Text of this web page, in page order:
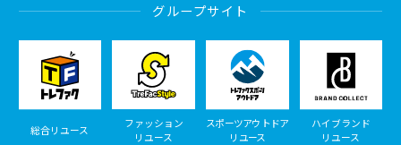
グループサイト
総合リユース
ファッション
リユース
スポーツアウトドア
リユース
ハイブランド
リユース